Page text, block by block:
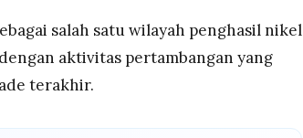
salah satu wilayah penghasil nikel
aktivitas pertambangan yang
terakhir.